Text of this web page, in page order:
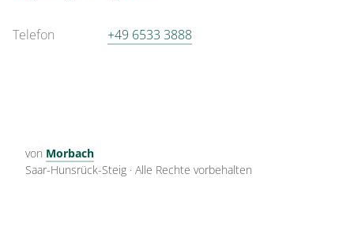
Telefon +49 6533 3888
von Morbach
Saar-Hunsrück-Steig · Alle Rechte vorbehalten